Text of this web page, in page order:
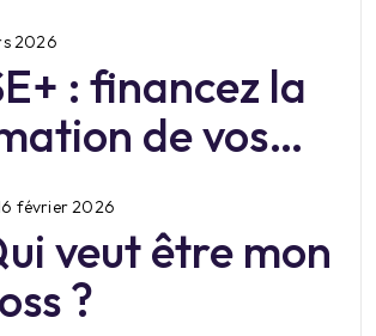
2026
: financez la
de vos
jusqu’au 30
2026
février 2026
veut être mon
?